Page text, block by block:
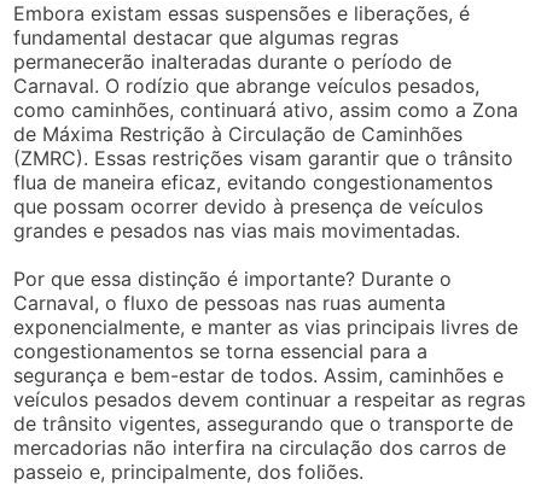
Embora existam essas suspensões e liberações, é
fundamental destacar que algumas regras
permanecerão inalteradas durante o período de
Carnaval. O rodízio que abrange veículos pesados,
como caminhões, continuará ativo, assim como a Zona
de Máxima Restrição à Circulação de Caminhões
(ZMRC). Essas restrições visam garantir que o trânsito
flua de maneira eficaz, evitando congestionamentos
que possam ocorrer devido à presença de veículos
grandes e pesados nas vias mais movimentadas.
Por que essa distinção é importante? Durante o
Carnaval, o fluxo de pessoas nas ruas aumenta
exponencialmente, e manter as vias principais livres de
congestionamentos se torna essencial para a
segurança e bem-estar de todos. Assim, caminhões e
veículos pesados devem continuar a respeitar as regras
de trânsito vigentes, assegurando que o transporte de
mercadorias não interfira na circulação dos carros de
passeio e, principalmente, dos foliões.